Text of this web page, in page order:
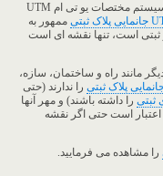
در سیستم مختصات یو تی ام UTM
ممهور به
است، تنها نقشه ای است
مانند راه و ساختمان، سازه،
پلاک ثبتی را ندارند (حتی
ثبتی را داشته باشند) و مهر آنها
اعتبار است حتی اگر نقشه
را مشاهده می فرمایید.